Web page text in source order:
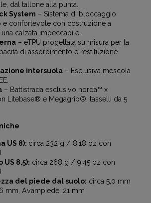
dal tallone alla punta.
System – Sistema di bloccaggio
e confortevole con costruzione a
calzata impeccabile.
– eTPU progettata su misura per la
di assorbimento e restituzione
intersuola – Esclusiva mescola
– Battistrada esclusivo norda™ x
Litebase® e Megagrip®, tasselli da 5
US 8): circa 232 g / 8,18 oz con
US 8.5): circa 268 g / 9,45 oz con
del piede dal suolo: circa 5,0 mm
mm, Avampiede: 21 mm